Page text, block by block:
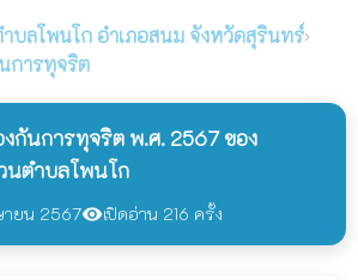
บลโพนโก อำเภอสนม จังหวัดสุรินทร์›
การทุจริต
กันการทุจริต พ.ศ. 2567 ของ
นตำบลโพนโก
ายน 2567visibilityเปิดอ่าน 216 ครั้ง